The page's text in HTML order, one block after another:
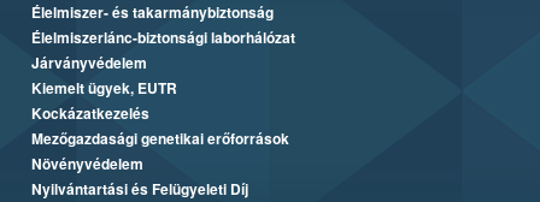
Élelmiszer- és takarmánybiztonság
Élelmiszerlánc-biztonsági laborhálózat
Járványvédelem
Kiemelt ügyek, EUTR
Kockázatkezelés
Mezőgazdasági genetikai erőforrások
Növényvédelem
Nyilvántartási és Felügyeleti Díj